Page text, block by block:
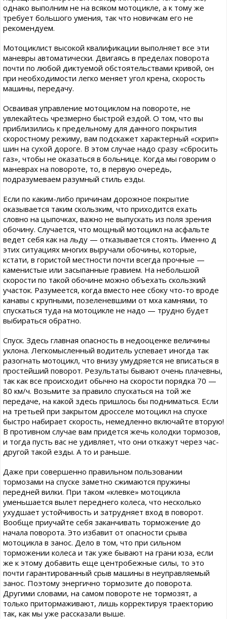
однако выполним не на всяком мотоцикле, а к тому же
требует большого умения, так что новичкам его не
рекомендуем.
Мотоциклист высокой квалификации выполняет все эти
маневры автоматически. Двигаясь в пределах поворота
почти по любой диктуемой обстоятельствами кривой, он
при необходимости легко меняет угол крена, скорость
машины, передачу.
Осваивая управление мотоциклом на повороте, не
увлекайтесь чрезмерно быстрой ездой. О том, что вы
приблизились к предельному для данного покрытия
скоростному режиму, вам подскажет характерный «скрип»
шин на сухой дороге. В этом случае надо сразу «сбросить
газ», чтобы не оказаться в больнице. Когда мы говорим о
маневрах на повороте, то, в первую очередь,
подразумеваем разумный стиль езды.
Если по каким-либо причинам дорожное покрытие
оказывается таким скользким, что приходится ехать
словно на цыпочках, важно не выпускать из поля зрения
обочину. Случается, что мощный мотоцикл на асфальте
ведет себя как на льду — отказывается стоять. Именно д
этих ситуациях многих выручали обочины, которые,
кстати, в гористой местности почти всегда прочные —
каменистые или засыпанные гравием. На небольшой
скорости по такой обочине можно объехать скользкий
участок. Разумеется, когда вместо нее сбоку что-то вроде
канавы с крупными, позеленевшими от мха камнями, то
спускаться туда на мотоцикле не надо — трудно будет
выбираться обратно.
Спуск. Здесь главная опасность в недооценке величины
уклона. Легкомысленный водитель успевает иногда так
разогнать мотоцикл, что внизу умудряется не вписаться в
простейший поворот. Результаты бывают очень плачевны,
так как все происходит обычно на скорости порядка 70 —
80 км/ч. Возьмите за правило спускаться на той же
передаче, на какой здесь пришлось бы подниматься. Если
на третьей при закрытом дросселе мотоцикл на спуске
быстро набирает скорость, немедленно включайте вторую!
В противном случае вам придется жечь колодки тормозов,
и тогда пусть вас не удивляет, что они откажут через час-
другой такой езды. А то и раньше.
Даже при совершенно правильном пользовании
тормозами на спуске заметно сжимаются пружины
передней вилки. При таком «клевке» мотоцикла
уменьшается вылет переднего колеса, что несколько
ухудшает устойчивость и затрудняет вход в поворот.
Вообще приучайте себя заканчивать торможение до
начала поворота. Это избавит от опасности срыва
мотоцикла в занос. Дело в том, что при сильном
торможении колеса и так уже бывают на грани юза, если
же к этому добавить еще центробежные силы, то это
почти гарантированный срыв машины в неуправляемый
занос. Поэтому энергично тормозите до поворота.
Другими словами, на самом повороте не тормозят, а
только притормаживают, лишь корректируя траекторию
так, как мы уже рассказали выше.